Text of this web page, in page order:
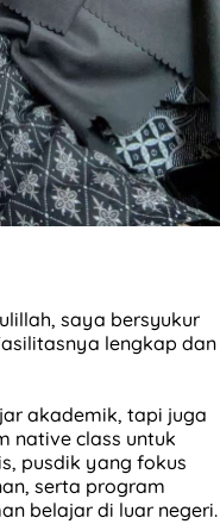
saya bersyukur
lengkap dan
akademik, tapi juga
native class untuk
pusdik yang fokus
serta program
belajar di luar negeri.